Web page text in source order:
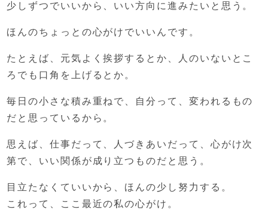
少しずつでいいから、 いい方向に進みたいと思う。
ほんのちょっとの心がけでいいんです。
たとえば、 元気よく挨拶するとか、
人のいないとこ
ろでも口角を上げるとか。
毎日の小さな積み重ねで、
自分って、変われるもの
だと思っているから。
思えば、 仕事だって、人づきあいだって、 心がけ次
第で、 いい関係が成り立つものだと思う。
目立たなくていいから、 ほんの少し努力する。
これって、ここ最近の私の心がけ。